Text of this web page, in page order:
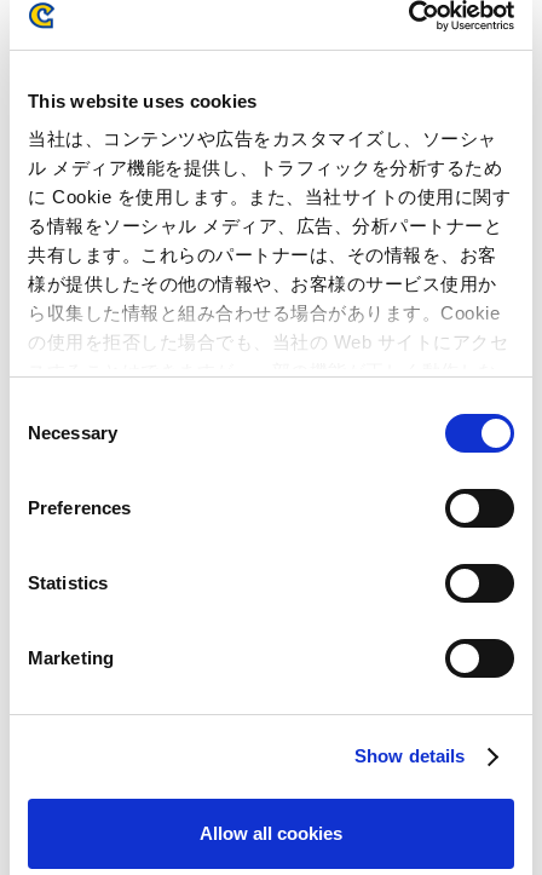
This website uses cookies
当社は、コンテンツや広告をカスタマイズし、ソーシャ
ル メディア機能を提供し、トラフィックを分析するため
に Cookie を使用します。また、当社サイトの使用に関す
る情報をソーシャル メディア、広告、分析パートナーと
共有します。これらのパートナーは、その情報を、お客
様が提供したその他の情報や、お客様のサービス使用か
ら収集した情報と組み合わせる場合があります。Cookie
の使用を拒否した場合でも、当社の Web サイトにアクセ
Necessary
Preferences
Statistics
Marketing
Show details
Allow all cookies
最新IR資料ダウンロード
2027年3月期 第1四半期 決算短信
PDF 768KB
2027年3月期 第1四半期 決算カンファレ
ンスコール資料
統合報告書2025
PDF 23.0MB